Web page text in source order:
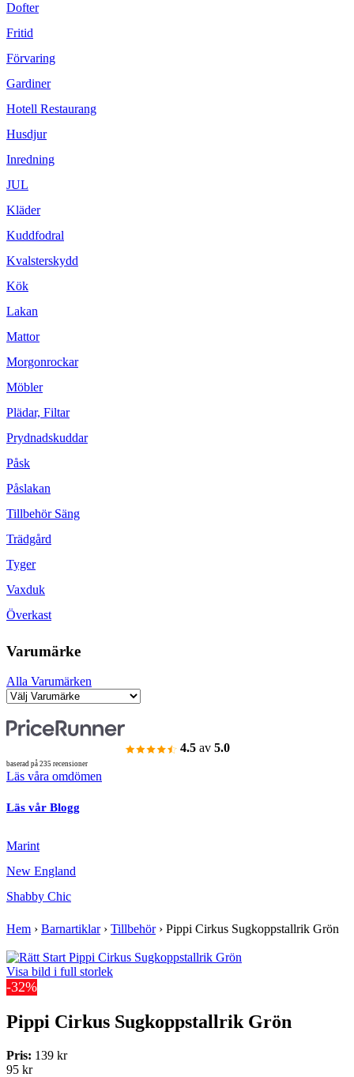
Dofter
Fritid
Förvaring
Gardiner
Hotell Restaurang
Husdjur
Inredning
JUL
Kläder
Kuddfodral
Kvalsterskydd
Kök
Lakan
Mattor
Morgonrockar
Möbler
Plädar, Filtar
Prydnadskuddar
Påsk
Påslakan
Tillbehör Säng
Trädgård
Tyger
Vaxduk
Överkast
Varumärke
Alla Varumärken
4.5 av 5.0
baserad på 235 recensioner
Läs våra omdömen
Läs vår Blogg
Marint
New England
Shabby Chic
Hem › Barnartiklar› Tillbehör› Pippi Cirkus Sugkoppstallrik Grön
Visa bild i full storlek
-32%
Pippi Cirkus Sugkoppstallrik Grön
Pris: 139 kr
95 kr